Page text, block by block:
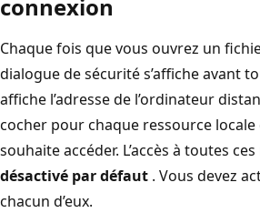
connexion
Chaque fois que vous ouvrez un
dialogue de sécurité s’affiche avant
affiche l’adresse de l’ordinateur
cocher pour chaque ressource
souhaite accéder. L’accès à toutes
désactivé par défaut . Vous devez
chacun d’eux.